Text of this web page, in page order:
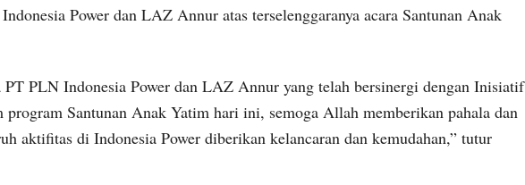
Power dan LAZ Annur atas terselenggaranya acara Santunan Anak
PT PLN Indonesia Power dan LAZ Annur yang telah bersinergi dengan Inisiatif
program Santunan Anak Yatim hari ini, semoga Allah memberikan pahala dan
aktifitas di Indonesia Power diberikan kelancaran dan kemudahan,” tutur